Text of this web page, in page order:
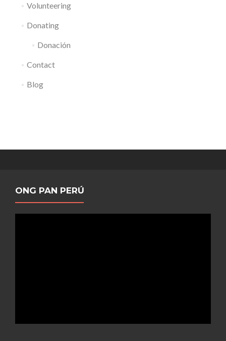
Volunteering
Donating
Donación
Contact
Blog
ONG PAN PERÚ